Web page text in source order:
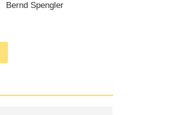
Bernd Spengler